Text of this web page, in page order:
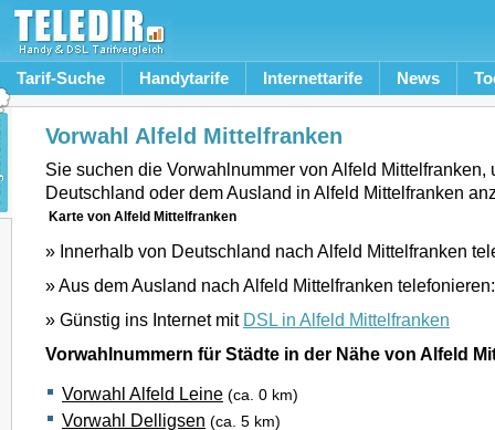
Tarif-Suche Handytarife Internettarife News
Vorwahl Alfeld Mittelfranken
Sie suchen die Vorwahlnummer von Alfeld Mittelfranken,
Deutschland oder dem Ausland in Alfeld Mittelfranken
Karte von Alfeld Mittelfranken
» Innerhalb von Deutschland nach Alfeld Mittelfranken
» Aus dem Ausland nach Alfeld Mittelfranken
» Günstig ins Internet mit DSL in Alfeld Mittelfranken
Vorwahlnummern für Städte in der Nähe von Alfeld
Vorwahl Alfeld Leine (ca. 0 km)
Vorwahl Delligsen (ca. 5 km)